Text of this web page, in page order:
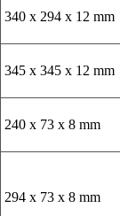
340 x 294 x 12 mm
345 x 345 x 12 mm
240 x 73 x 8 mm
294 x 73 x 8 mm